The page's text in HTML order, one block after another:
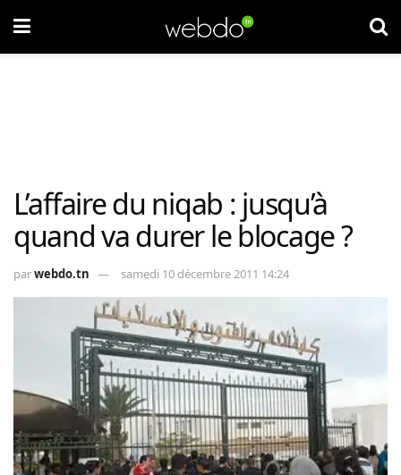
L’affaire du niqab : jusqu’à
quand va durer le blocage ?
parwebdo.tn samedi 10 décembre 2011 14:24